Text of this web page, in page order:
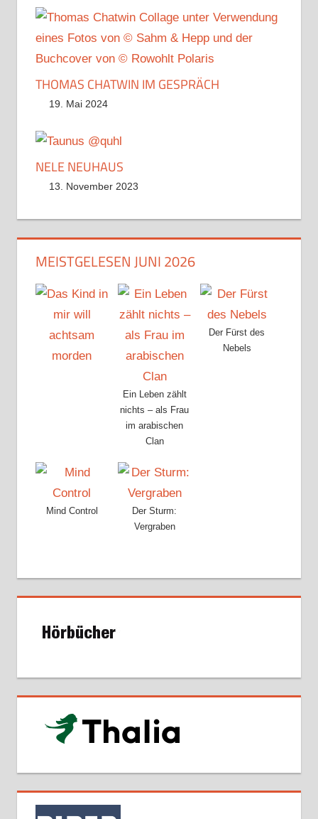
THOMAS CHATWIN IM GESPRÄCH
19. Mai 2024
NELE NEUHAUS
13. November 2023
MEISTGELESEN JUNI 2026
Ein Leben zählt
nichts – als Frau
im arabischen
Clan
Der Fürst des
Nebels
Mind Control
Der Sturm:
Vergraben